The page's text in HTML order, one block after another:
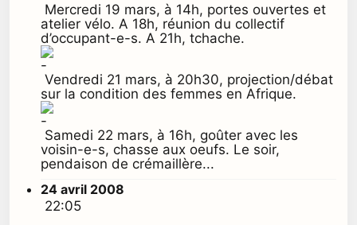
Mercredi 19 mars, à 14h, portes ouvertes et
atelier vélo. A 18h, réunion du collectif
d’occupant-e-s. A 21h, tchache.
Vendredi 21 mars, à 20h30, projection/débat
sur la condition des femmes en Afrique.
Samedi 22 mars, à 16h, goûter avec les
voisin-e-s, chasse aux oeufs. Le soir,
pendaison de crémaillère...
24 avril 2008
22:05